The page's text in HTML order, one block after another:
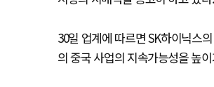
30일 업계에 따르면 SK하이닉스
의 중국 사업의 지속가능성을 높